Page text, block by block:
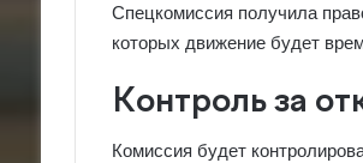
Спецкомиссия получила
которых движение будет
Контроль за
Комиссия будет